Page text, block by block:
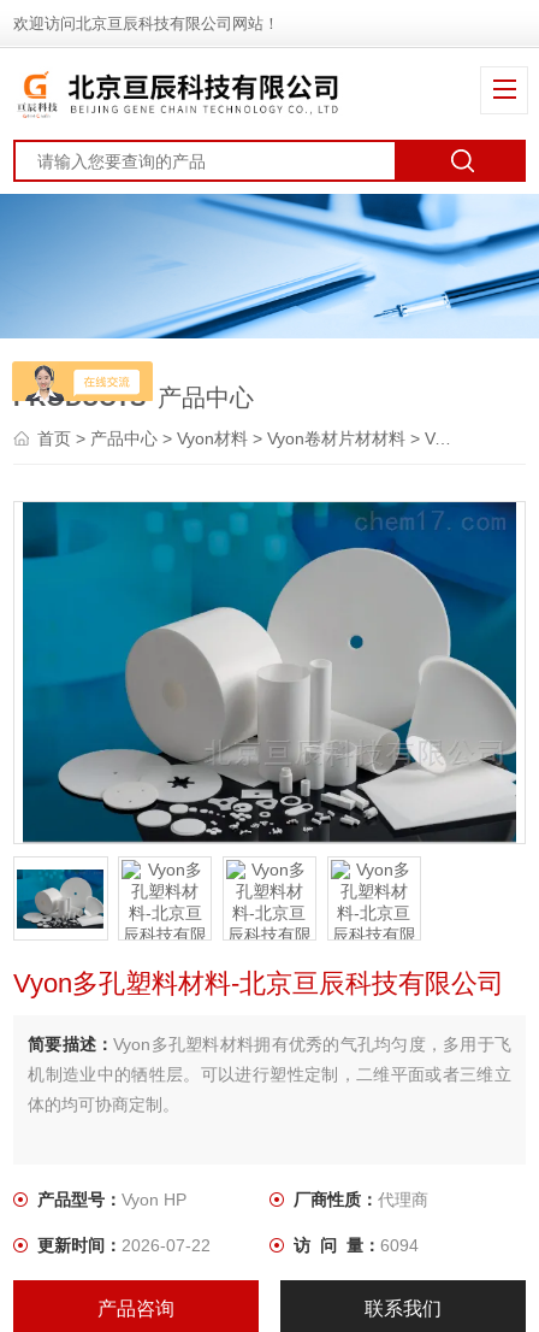
欢迎访问北京亘辰科技有限公司网站！
PRODUCTS 产品中心
首页> 产品中心 >Vyon材料 >Vyon卷材片材材料 > Vyon HPVyon多孔塑料材料-北京亘辰科技有限公司
Vyon多孔塑料材料-北京亘辰科技有限公司
简要描述：Vyon多孔塑料材料拥有优秀的气孔均匀度，多用于飞
机制造业中的牺牲层。可以进行塑性定制，二维平面或者三维立
体的均可协商定制。
产品型号：Vyon HP 厂商性质： 代理商
更新时间：2026-07-22 访 问 量： 6094
产品咨询 联系我们